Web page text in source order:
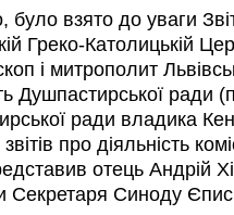
було взято до уваги
Греко-Католицькій
і митрополит
Душпастирської ради
ради владика
про діяльність
отець Андрій
Секретаря Синоду